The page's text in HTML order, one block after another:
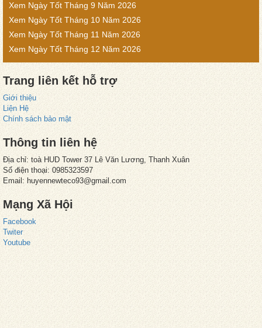
Xem Ngày Tốt Tháng 9 Năm 2026
Xem Ngày Tốt Tháng 10 Năm 2026
Xem Ngày Tốt Tháng 11 Năm 2026
Xem Ngày Tốt Tháng 12 Năm 2026
Trang liên kết hỗ trợ
Giới thiệu
Liện Hệ
Chính sách bảo mật
Thông tin liên hệ
Địa chỉ: toà HUD Tower 37 Lê Văn Lương, Thanh Xuân
Số điện thoại: 0985323597
Email: huyennewteco93@gmail.com
Mạng Xã Hội
Facebook
Twiter
Youtube